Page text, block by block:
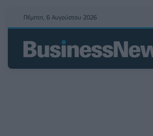
Πέμπτη, 6 Αυγούστου 2026